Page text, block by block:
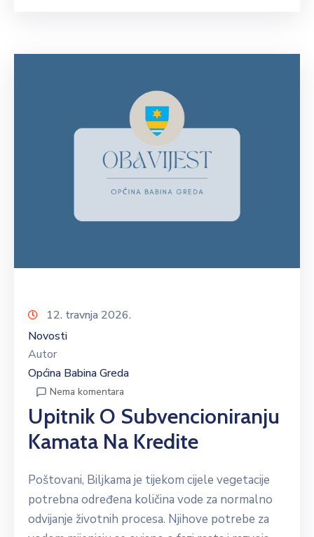
12. travnja 2026.
Novosti
Autor
Općina Babina Greda
Nema komentara
Upitnik O Subvencioniranju
Kamata Na Kredite
Poštovani, Biljkama je tijekom cijele vegetacije
potrebna određena količina vode za normalno
odvijanje životnih procesa. Njihove potrebe za